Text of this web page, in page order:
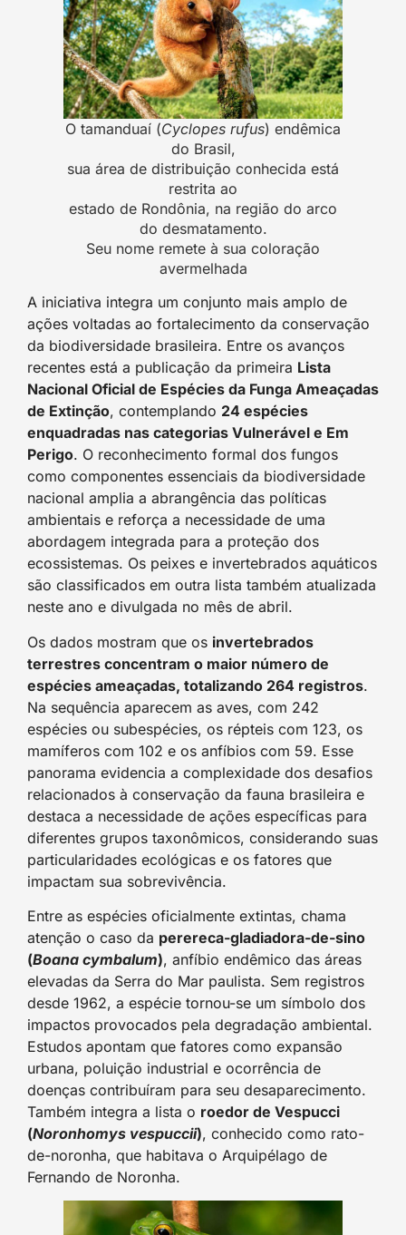
O tamanduaí (Cyclopes rufus) endêmica
do Brasil,
sua área de distribuição conhecida está
restrita ao
estado de Rondônia, na região do arco
do desmatamento.
Seu nome remete à sua coloração
avermelhada
A iniciativa integra um conjunto mais amplo de
ações voltadas ao fortalecimento da conservação
da biodiversidade brasileira. Entre os avanços
recentes está a publicação da primeira Lista
Nacional Oficial de Espécies da Funga Ameaçadas
de Extinção, contemplando 24 espécies
enquadradas nas categorias Vulnerável e Em
Perigo. O reconhecimento formal dos fungos
como componentes essenciais da biodiversidade
nacional amplia a abrangência das políticas
ambientais e reforça a necessidade de uma
abordagem integrada para a proteção dos
ecossistemas. Os peixes e invertebrados aquáticos
são classificados em outra lista também atualizada
neste ano e divulgada no mês de abril.
Os dados mostram que os invertebrados
terrestres concentram o maior número de
espécies ameaçadas, totalizando 264 registros.
Na sequência aparecem as aves, com 242
espécies ou subespécies, os répteis com 123, os
mamíferos com 102 e os anfíbios com 59. Esse
panorama evidencia a complexidade dos desafios
relacionados à conservação da fauna brasileira e
destaca a necessidade de ações específicas para
diferentes grupos taxonômicos, considerando suas
particularidades ecológicas e os fatores que
impactam sua sobrevivência.
Entre as espécies oficialmente extintas, chama
atenção o caso da perereca-gladiadora-de-sino
(Boana cymbalum), anfíbio endêmico das áreas
elevadas da Serra do Mar paulista. Sem registros
desde 1962, a espécie tornou-se um símbolo dos
impactos provocados pela degradação ambiental.
Estudos apontam que fatores como expansão
urbana, poluição industrial e ocorrência de
doenças contribuíram para seu desaparecimento.
Também integra a lista o roedor de Vespucci
(Noronhomys vespuccii), conhecido como rato-
de-noronha, que habitava o Arquipélago de
Fernando de Noronha.